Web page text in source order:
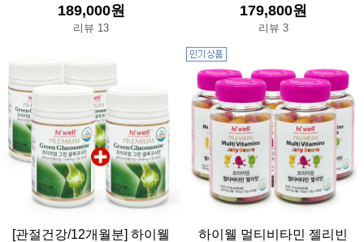
189,000원
리뷰 13
179,800원
리뷰 3
[관절건강/12개월분] 하이웰
하이웰 멀티비타민 젤리빈